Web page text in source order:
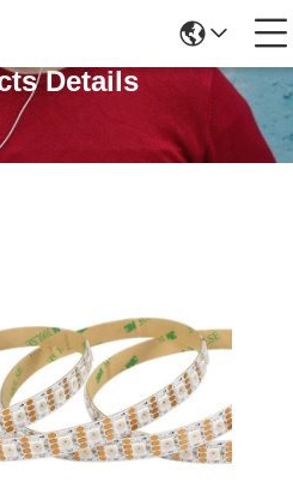
Details